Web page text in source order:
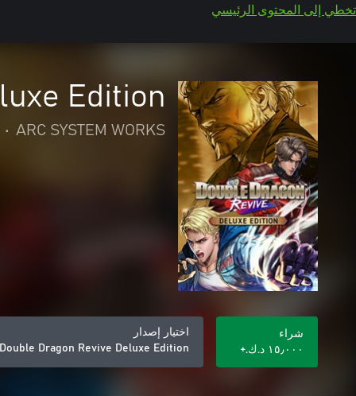
تخطي إلى المحتوى الرئيسي
Edition
ARC SYSTEM WORKS
•
شراء
١٥٫٠٠٠ د.ك.‏+
اختيار إصدار
Double Dragon Revive Deluxe Edition